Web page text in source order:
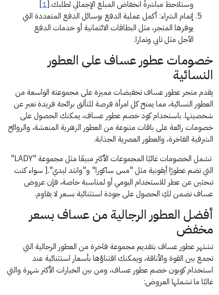
وستلاحظ مباشرةً انخفاض المبلغ الإجمالي لطلبك.[1
]
إتمام الشراء: أكمل عملية الدفع بوسائل الدفع المتعددة التي
يوفرها المتجر، مثل البطاقات الائتمانية أو خدمات الدفع
الآجل مثل تابي وتمارا.
خصومات عطور عساف على العطور
النسائية
يقدم متجر عطور عساف تخفيضات مميزة على مجموعته الواسعة من
العطور النسائية، مما يمنح كل امرأة فرصة للتألق برائحة فريدة تعبر عن
شخصيتها. باستخدام كود خصم عطور عساف، يمكنك الحصول على
خصومات رائعة على باقات متنوعة من العطور الزهرية المنعشة، والروائح
الشرقية الفاخرة، والعطور العصرية الجذابة.
تشمل الخصومات غالبًا المجموعات الأكثر مبيعًا مثل مجموعة "LADY"
التي تضم عطورًا أيقونية مثل "مس ساكورا" و"وانتد ليدي".[ سواء كنت
تبحثين عن عطر للاستخدام اليومي أو لمناسبة خاصة، فإن عروض
عساف تضمن لكِ الحصول على جودة استثنائية بسعر لا يقاوم.
أفضل العطور الرجالية من عساف بسعر
مخفض
تشتهر عطور عساف بتقديم مجموعة فاخرة من العطور الرجالية التي
تجمع بين القوة والأناقة، ويمكنك اقتناؤها بأسعار استثنائية عند
استخدام كوبون خصم عطور عساف، ومن بين الخيارات الأكثر شهرة والتي
غالبًا ما تشملها العروض: